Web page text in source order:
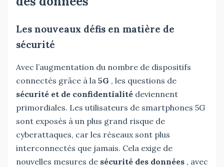
Les nouveaux défis en matière de
sécurité
Avec l’augmentation du nombre de dispositifs
connectés grâce à la 5G , les questions de
sécurité et de confidentialité deviennent
primordiales. Les utilisateurs de smartphones 5G
sont exposés à un plus grand risque de
cyberattaques, car les réseaux sont plus
interconnectés que jamais. Cela exige de
nouvelles mesures de sécurité des données , avec